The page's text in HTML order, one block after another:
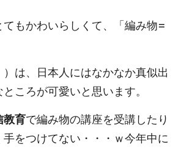
もかわいらしくて、「編み物=
は、日本人にはなかなか真似出
ころが可愛いと思います。
教育で編み物の講座を受講したり
をつけてない・・・ｗ今年中に